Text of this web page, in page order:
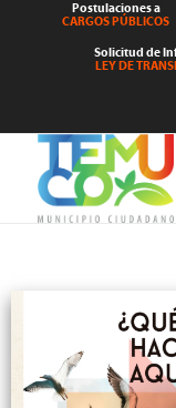
Postulaciones a
CARGOS PÚBLICOS
Solicitud de
LEY DE